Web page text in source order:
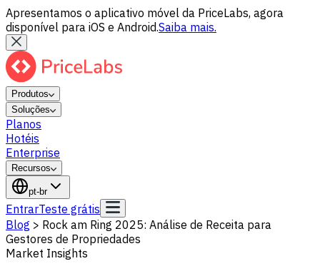
Apresentamos o aplicativo móvel da PriceLabs, agora
disponível para iOS e Android.Saiba mais.
Produtos
Soluções
Planos
Hotéis
Enterprise
Recursos
pt-br
EntrarTeste grátis
Blog > Rock am Ring 2025: Análise de Receita para
Gestores de Propriedades
Market Insights